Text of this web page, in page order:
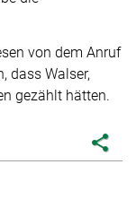
von dem Anruf
dass Walser,
gezählt hätten.
share